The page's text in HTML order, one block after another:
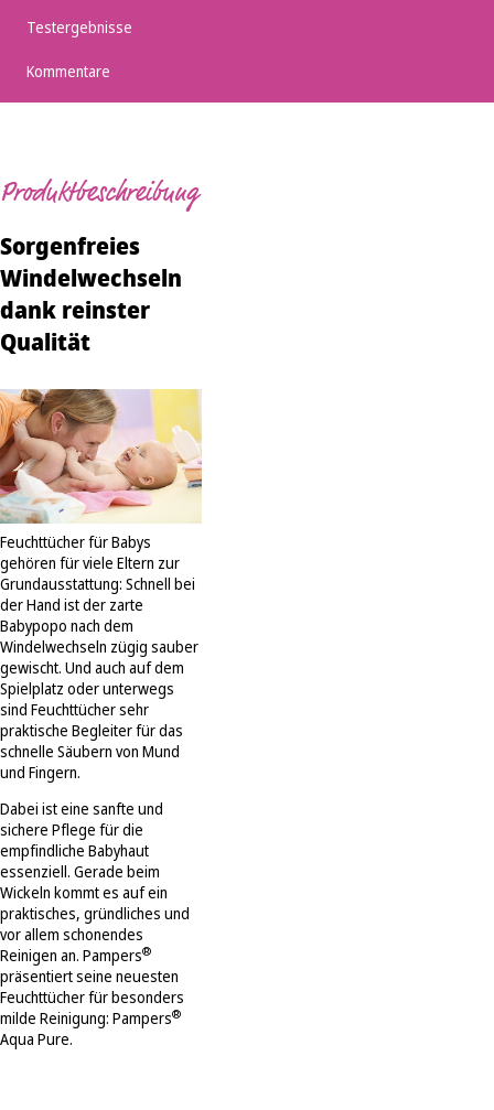
Testergebnisse
Kommentare
Produktbeschreibung
Sorgenfreies
Windelwechseln
dank reinster
Qualität
Feuchttücher für Babys
gehören für viele Eltern zur
Grundausstattung: Schnell bei
der Hand ist der zarte
Babypopo nach dem
Windelwechseln zügig sauber
gewischt. Und auch auf dem
Spielplatz oder unterwegs
sind Feuchttücher sehr
praktische Begleiter für das
schnelle Säubern von Mund
und Fingern.
Dabei ist eine sanfte und
sichere Pflege für die
empfindliche Babyhaut
essenziell. Gerade beim
Wickeln kommt es auf ein
praktisches, gründliches und
vor allem schonendes
Reinigen an. Pampers®
präsentiert seine neuesten
Feuchttücher für besonders
milde Reinigung: Pampers®
Aqua Pure.